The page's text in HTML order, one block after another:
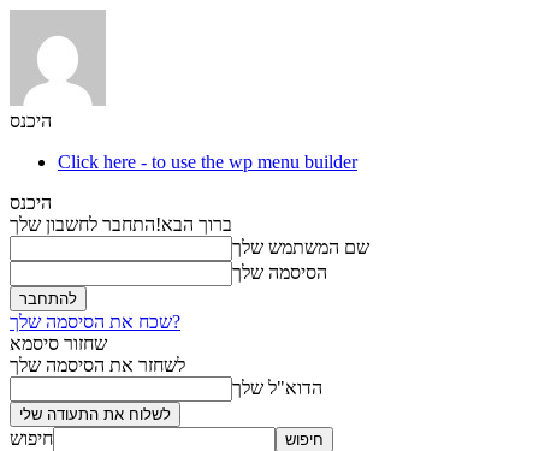
היכנס
Click here - to use the wp menu builder
היכנס
ברוך הבא!התחבר לחשבון שלך
שם המשתמש שלך
הסיסמה שלך
שכח את הסיסמה שלך?
שחזור סיסמא
לשחזר את הסיסמה שלך
הדוא"ל שלך
חיפוש